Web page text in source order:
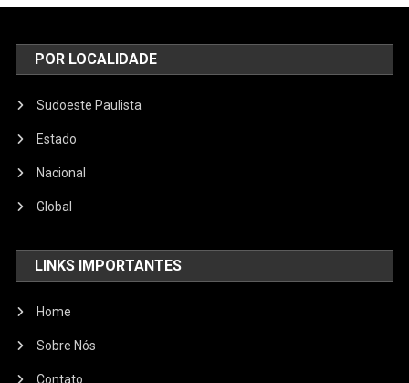
POR LOCALIDADE
Sudoeste Paulista
Estado
Nacional
Global
LINKS IMPORTANTES
Home
Sobre Nós
Contato